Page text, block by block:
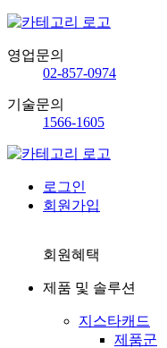
영업문의
02-857-0974
기술문의
1566-1605
로그인
회원가입
회원혜택
제품 및 솔루션
지스타캐드
제품군